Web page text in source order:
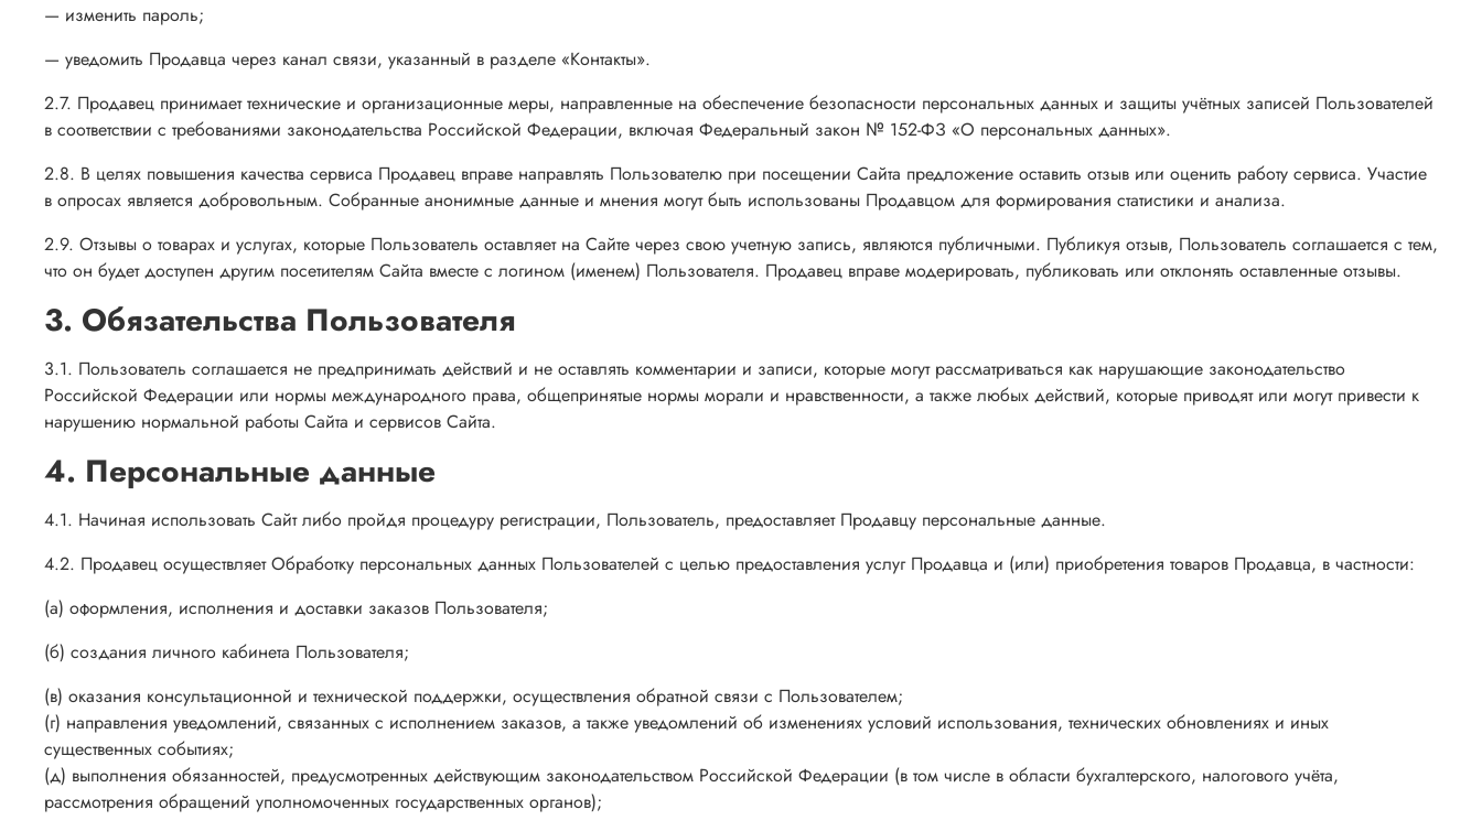
— изменить пароль;
— уведомить Продавца через канал связи, указанный в разделе «Контакты».
2.7. Продавец принимает технические и организационные меры, направленные на обеспечение безопасности персональных данных и защиты учётных записей Пользователей
в соответствии с требованиями законодательства Российской Федерации, включая Федеральный закон № 152-ФЗ «О персональных данных».
2.8. В целях повышения качества сервиса Продавец вправе направлять Пользователю при посещении Сайта предложение оставить отзыв или оценить работу сервиса. Участие
в опросах является добровольным. Собранные анонимные данные и мнения могут быть использованы Продавцом для формирования статистики и анализа.
2.9. Отзывы о товарах и услугах, которые Пользователь оставляет на Сайте через свою учетную запись, являются публичными. Публикуя отзыв, Пользователь соглашается с тем,
что он будет доступен другим посетителям Сайта вместе с логином (именем) Пользователя. Продавец вправе модерировать, публиковать или отклонять оставленные отзывы.
3. Обязательства Пользователя
3.1. Пользователь соглашается не предпринимать действий и не оставлять комментарии и записи, которые могут рассматриваться как нарушающие законодательство
Российской Федерации или нормы международного права, общепринятые нормы морали и нравственности, а также любых действий, которые приводят или могут привести к
нарушению нормальной работы Сайта и сервисов Сайта.
4. Персональные данные
4.1. Начиная использовать Сайт либо пройдя процедуру регистрации, Пользователь, предоставляет Продавцу персональные данные.
4.2. Продавец осуществляет Обработку персональных данных Пользователей с целью предоставления услуг Продавца и (или) приобретения товаров Продавца, в частности:
(а) оформления, исполнения и доставки заказов Пользователя;
(б) создания личного кабинета Пользователя;
(в) оказания консультационной и технической поддержки, осуществления обратной связи с Пользователем;
(г) направления уведомлений, связанных с исполнением заказов, а также уведомлений об изменениях условий использования, технических обновлениях и иных
существенных событиях;
(д) выполнения обязанностей, предусмотренных действующим законодательством Российской Федерации (в том числе в области бухгалтерского, налогового учёта,
рассмотрения обращений уполномоченных государственных органов);